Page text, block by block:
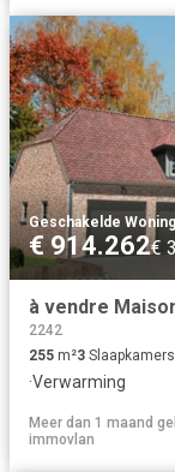
Geschakelde Woning
€ 914.262€
à vendre
2242
255 m²3 Slaapkamers
·Verwarming
Meer dan 1 maand
immovlan